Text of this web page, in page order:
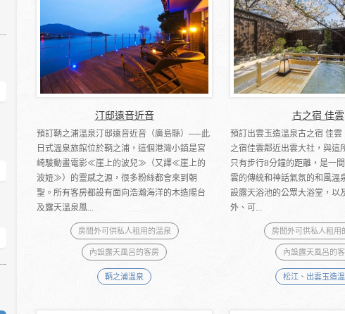
汀邸遠音近音
預訂鞆之浦溫泉汀邸遠音近音（廣島縣）──此
日式溫泉旅館位於鞆之浦，這個港灣小鎮是宮
崎駿動畫電影≪崖上的波兒≫（又譯≪崖上的
波妞≫）的靈感之源，很多粉絲都會來到朝
聖。所有客房都設有面向浩瀚海洋的木造陽台
及露天溫泉風...
房間外可供私人租用的溫泉
內設露天風呂的客房
鞆之浦溫泉
古之宿 佳雲
預訂出雲玉造溫泉古之宿 佳
之宿佳雲鄰近出雲大社，與這
只有步行8分鐘的距離，是一
雲的傳統和神話氣氛的和風溫
設露天浴池的公眾大浴堂，以
外、可...
房間外可供私人租用
內設露天風呂的
松江、出雲玉造